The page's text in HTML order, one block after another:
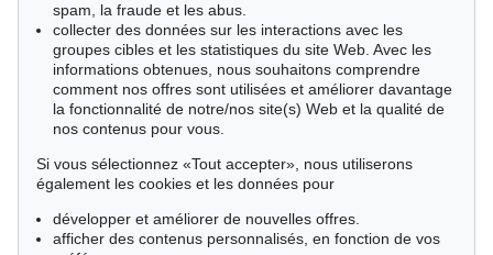
Style de vie
Événements clés des sciences naturelles
Littérature mondiale
Littérature économique
Cimélie
Trier par:
spam, la fraude et les abus.
collecter des données sur les interactions avec les
groupes cibles et les statistiques du site Web. Avec les
informations obtenues, nous souhaitons comprendre
comment nos offres sont utilisées et améliorer davantage
la fonctionnalité de notre/nos site(s) Web et la qualité de
nos contenus pour vous.
Si vous sélectionnez «Tout accepter», nous utiliserons
également les cookies et les données pour
développer et améliorer de nouvelles offres.
afficher des contenus personnalisés, en fonction de vos